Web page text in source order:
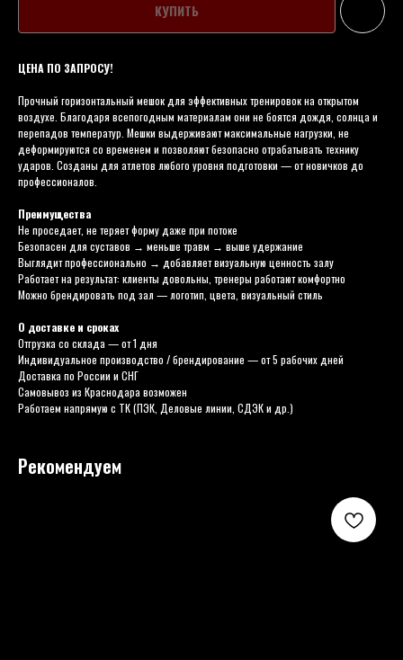
КУПИТЬ
ЦЕНА ПО ЗАПРОСУ!
Прочный горизонтальный мешок для эффективных тренировок на открытом
воздухе. Благодаря всепогодным материалам они не боятся дождя, солнца и
перепадов температур. Мешки выдерживают максимальные нагрузки, не
деформируются со временем и позволяют безопасно отрабатывать технику
ударов. Созданы для атлетов любого уровня подготовки — от новичков до
профессионалов.
Преимущества
Не проседает, не теряет форму даже при потоке
Безопасен для суставов → меньше травм → выше удержание
Выглядит профессионально → добавляет визуальную ценность залу
Работает на результат: клиенты довольны, тренеры работают комфортно
Можно брендировать под зал — логотип, цвета, визуальный стиль
О доставке и сроках
Отгрузка со склада — от 1 дня
Индивидуальное производство / брендирование — от 5 рабочих дней
Доставка по России и СНГ
Самовывоз из Краснодара возможен
Работаем напрямую с ТК (ПЭК, Деловые линии, СДЭК и др.)
Рекомендуем